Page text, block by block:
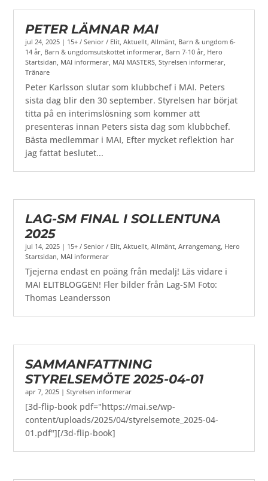
PETER LÄMNAR MAI
jul 24, 2025 | 15+ / Senior / Elit ,Aktuellt ,Allmänt Barn & ungdom 6-
14 år Barn & ungdomsutskottet informerar Barn 7-10 år Hero
Startsidan MAI informerar MAI MASTERS ,Styrelsen informerar
Tränare
Peter Karlsson slutar som klubbchef i MAI. Peters
sista dag blir den 30 september. Styrelsen har börjat
titta på en interimslösning som kommer att
presenteras innan Peters sista dag som klubbchef.
Bästa medlemmar i MAI, Efter mycket reflektion har
jag fattat beslutet...
LAG-SM FINAL I SOLLENTUNA
2025
jul 14, 2025 | 15+ / Senior / Elit,Aktuellt,Allmänt,Arrangemang, Hero
Startsidan, MAI informerar
Tjejerna endast en poäng från medalj! Läs vidare i
MAI ELITBLOGGEN! Fler bilder från Lag-SM Foto:
Thomas Leandersson
SAMMANFATTNING
STYRELSEMÖTE 2025-04-01
apr 7, 2025 |Styrelsen informerar
[3d-flip-book pdf="https://mai.se/wp-
content/uploads/2025/04/styrelsemote_2025-04-
01.pdf"][/3d-flip-book]